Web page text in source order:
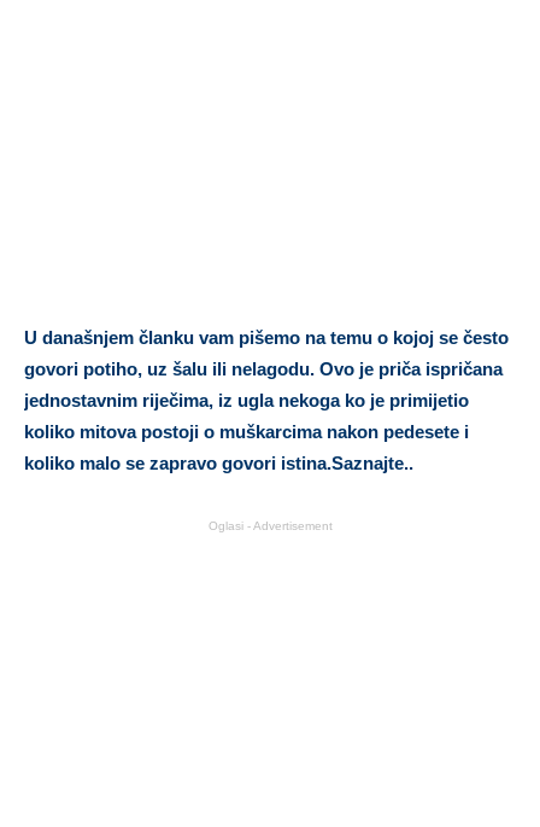
U današnjem članku vam pišemo na temu o kojoj se često
govori potiho, uz šalu ili nelagodu. Ovo je priča ispričana
jednostavnim riječima, iz ugla nekoga ko je primijetio
koliko mitova postoji o muškarcima nakon pedesete i
koliko malo se zapravo govori istina.Saznajte..
Oglasi - Advertisement